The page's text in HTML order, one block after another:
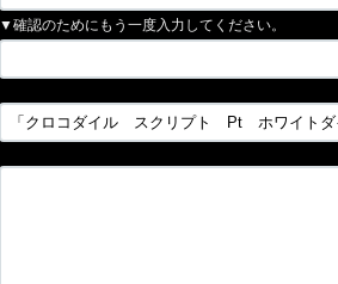
▼確認のためにもう一度入力してください。